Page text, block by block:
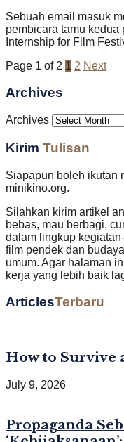
Sebuah email masuk
pembicara tamu kedua
Internship for Film
Page 1 of 2 1 2 Next
Archives
Archives
Kirim Tulisan
Siapapun boleh ikutan
minikino.org.
Silahkan kirim artikel
bebas, mau berbagi,
dalam lingkup
film pendek dan
umum. Agar halaman
kerja yang lebih baik
ArticlesTerbaru
How to Survive
July 9, 2026
Propaganda